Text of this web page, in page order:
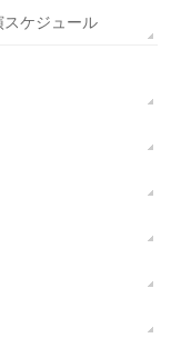
ケジュール